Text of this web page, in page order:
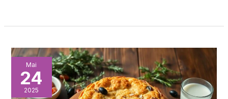
Mai
24
2025
Délice
sans
gluten